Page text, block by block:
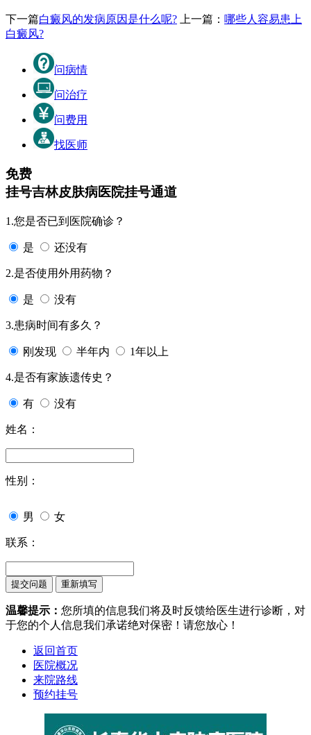
下一篇白癜风的发病原因是什么呢? 上一篇： 哪些人容易患上
白癜风?
问病情
问治疗
问费用
找医师
免费
挂号吉林皮肤病医院挂号通道
1.您是否已到医院确诊？
是 还没有
2.是否使用外用药物？
是 没有
3.患病时间有多久？
刚发现 半年内 1年以上
4.是否有家族遗传史？
有 没有
姓名：
性别：
男 女
联系：
温馨提示： 您所填的信息我们将及时反馈给医生进行诊断，对
于您的个人信息我们承诺绝对保密！请您放心！
返回首页
医院概况
来院路线
预约挂号